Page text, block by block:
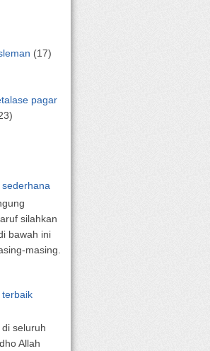
(17)
pagar
silahkan
bawah ini
masing.
seluruh
Allah